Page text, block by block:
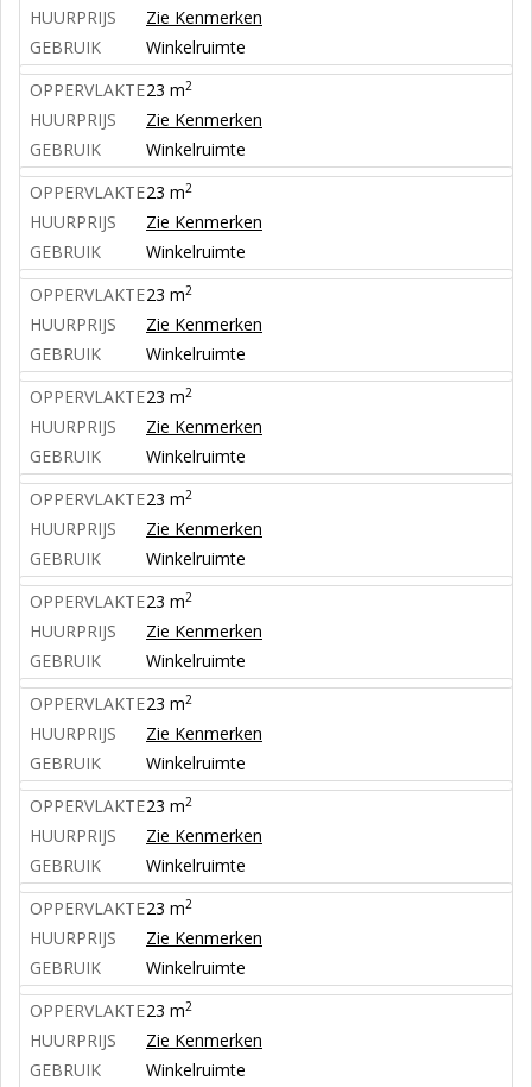
HUURPRIJS
Zie Kenmerken
GEBRUIK
Winkelruimte
OPPERVLAKTE23 m2
HUURPRIJS
Zie Kenmerken
GEBRUIK
Winkelruimte
OPPERVLAKTE23 m2
HUURPRIJS
Zie Kenmerken
GEBRUIK
Winkelruimte
OPPERVLAKTE23 m2
HUURPRIJS
Zie Kenmerken
GEBRUIK
Winkelruimte
OPPERVLAKTE23 m2
HUURPRIJS
Zie Kenmerken
GEBRUIK
Winkelruimte
OPPERVLAKTE23 m2
HUURPRIJS
Zie Kenmerken
GEBRUIK
Winkelruimte
OPPERVLAKTE23 m2
HUURPRIJS
Zie Kenmerken
GEBRUIK
Winkelruimte
OPPERVLAKTE23 m2
HUURPRIJS
Zie Kenmerken
GEBRUIK
Winkelruimte
OPPERVLAKTE23 m2
HUURPRIJS
Zie Kenmerken
GEBRUIK
Winkelruimte
OPPERVLAKTE23 m2
HUURPRIJS
Zie Kenmerken
GEBRUIK
Winkelruimte
OPPERVLAKTE23 m2
HUURPRIJS
Zie Kenmerken
GEBRUIK
Winkelruimte